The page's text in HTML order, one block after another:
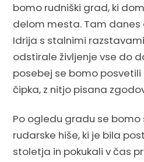
bomo rudniški grad, ki
delom mesta. Tam danes
Idrija s stalnimi
odstirale življenje vse do
posebej se bomo posvetili
čipka, z nitjo pisana
Po ogledu gradu se
rudarske hiše, ki je bila
stoletja in pokukali v čas